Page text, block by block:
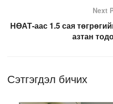
Next
НӨАТ-аас 1.5 сая
азтан
Сэтгэгдэл бичих